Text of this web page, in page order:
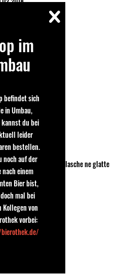
einfach ne Wucht!
auch der Inhalt der Flasche ne glatte
1!
im
befindet sich
in Umbau,
du bei
leider
bestellen.
noch auf der
nach einem
Bier bist,
mal bei
Kollegen von
vorbei: